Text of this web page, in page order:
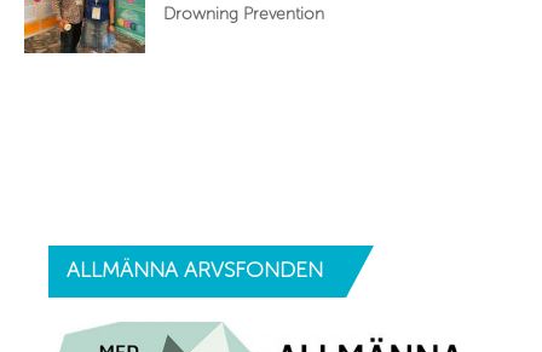
Drowning Prevention
ALLMÄNNA ARVSFONDEN